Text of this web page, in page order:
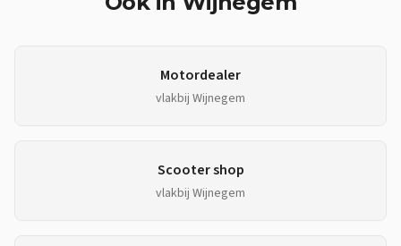
Motordealer
vlakbij Wijnegem
Scooter shop
vlakbij Wijnegem